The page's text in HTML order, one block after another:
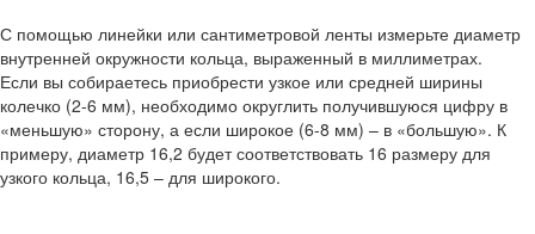
С помощью линейки или сантиметровой ленты измерьте диаметр
внутренней окружности кольца, выраженный в миллиметрах.
Если вы собираетесь приобрести узкое или средней ширины
колечко (2-6 мм), необходимо округлить получившуюся цифру в
«меньшую» сторону, а если широкое (6-8 мм) – в «большую». К
примеру, диаметр 16,2 будет соответствовать 16 размеру для
узкого кольца, 16,5 – для широкого.